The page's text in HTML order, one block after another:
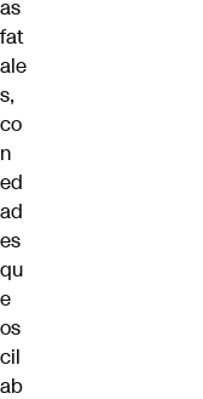
as
fat
ale
s,
co
n
ed
ad
es
qu
e
os
cil
ab